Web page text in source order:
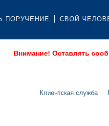
ПОРУЧЕНИЕ СВОЙ
Внимание! Оставлять
Клиентская служба